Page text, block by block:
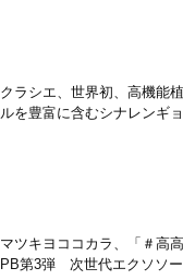
クラシエ、世界初、高機能
ルを豊富に含むシナレンギ
マツキヨココカラ、「＃高
PB第3弾 次世代エクソソ